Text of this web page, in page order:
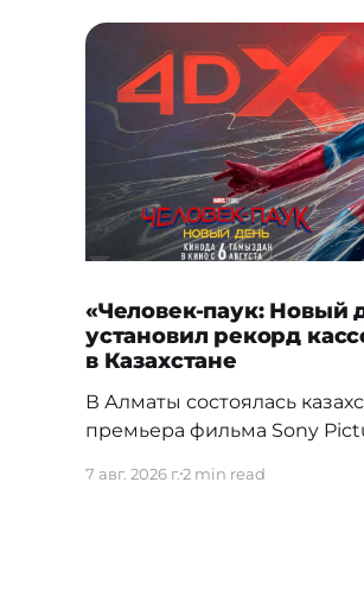
«Человек-паук: Новый
установил рекорд
в Казахстане
В Алматы состоялась
премьера фильма Sony
день картина установила
7 авг. 2026 г.2 min read